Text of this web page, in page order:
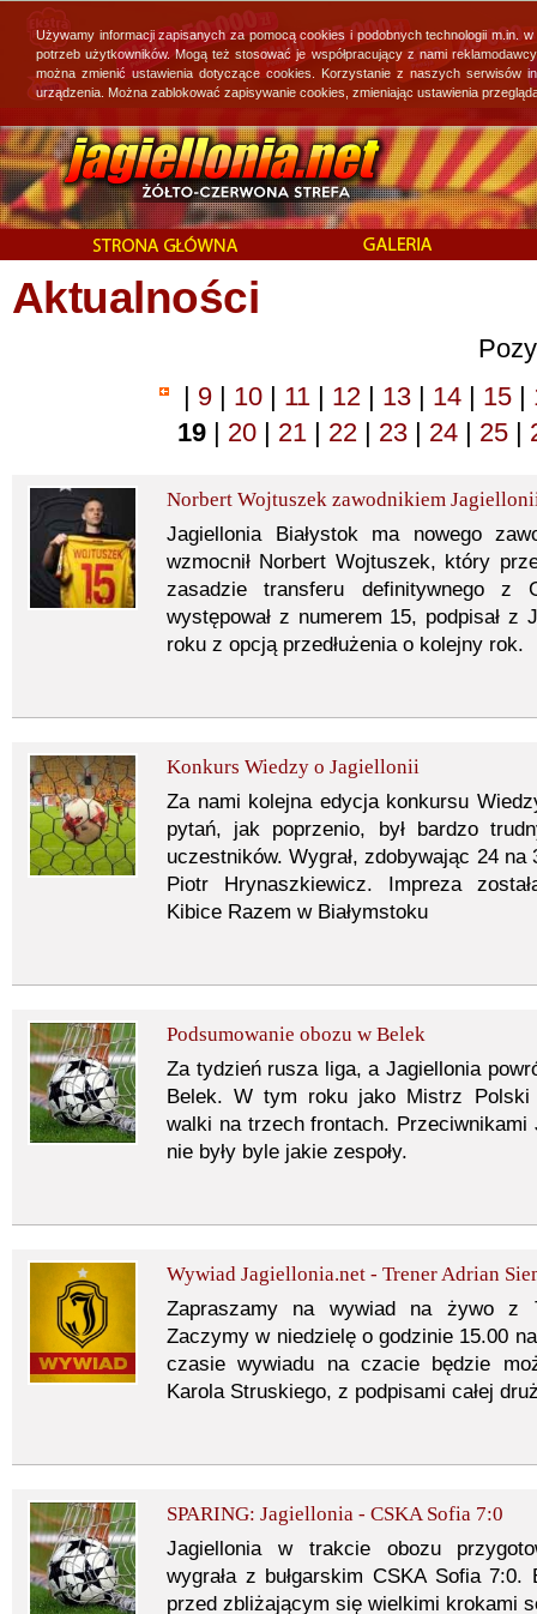
Aktualności
| 9 | 10 | 11 | 12 | 13 | 14 | 15 |
19 | 20 | 21 | 22 | 23 | 24 | 25 |
Norbert Wojtuszek zawodnikiem
Jagiellonia Białystok ma nowego
wzmocnił Norbert Wojtuszek, który
zasadzie transferu definitywnego z
występował z numerem 15, podpisał
roku z opcją przedłużenia o kolejny rok.
Konkurs Wiedzy o Jagiellonii
Za nami kolejna edycja konkursu
pytań, jak poprzenio, był bardzo
uczestników. Wygrał, zdobywając 24
Piotr Hrynaszkiewicz. Impreza
Kibice Razem w Białymstoku
Podsumowanie obozu w Belek
Za tydzień rusza liga, a Jagiellonia
Belek. W tym roku jako Mistrz Polski
walki na trzech frontach.
nie były byle jakie zespoły.
Wywiad Jagiellonia.net - Trener Adrian
Zapraszamy na wywiad na żywo z
Zaczymy w niedzielę o godzinie 15.00
czasie wywiadu na czacie będzie
Karola Struskiego, z podpisami całej
SPARING: Jagiellonia - CSKA Sofia 7:0
Jagiellonia w trakcie obozu
wygrała z bułgarskim CSKA Sofia
przed zbliżającym się wielkimi krokami
Używamy informacji zapisanych za pomocą cookies i podobnych technologii
potrzeb użytkowników. Mogą też stosować je współpracujący z nami
można zmienić ustawienia dotyczące cookies. Korzystanie z naszych
urządzenia. Można zablokować zapisywanie cookies, zmieniając ustawienia